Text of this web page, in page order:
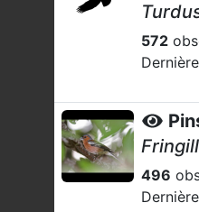
572
496